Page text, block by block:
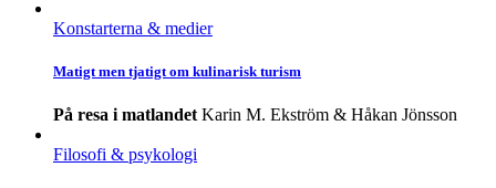
Konstarterna & medier
Matigt men tjatigt om kulinarisk turism
På resa i matlandet Karin M. Ekström & Håkan Jönsson
Filosofi & psykologi